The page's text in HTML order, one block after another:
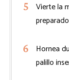
Vierte la
Hornea
palillo